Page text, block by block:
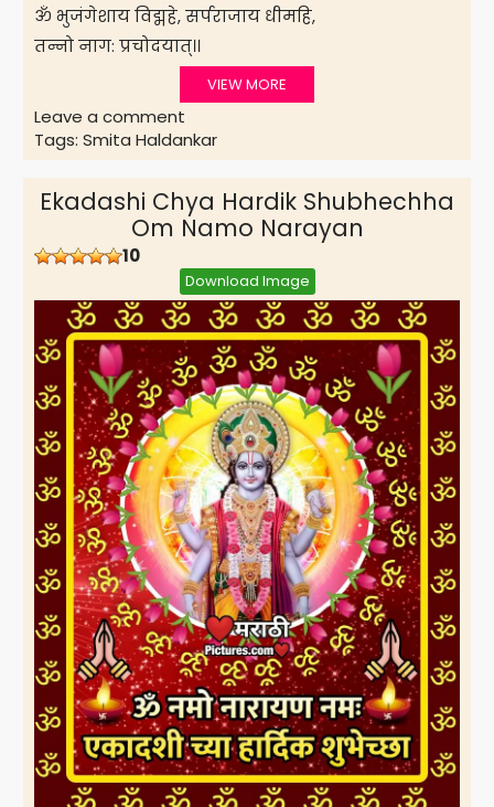
ॐ भुजंगेशाय विद्महे, सर्पराजाय धीमहि,
तन्नो नाग: प्रचोदयात्।।
VIEW MORE
Leave a comment
Tags: Smita Haldankar
Ekadashi Chya Hardik Shubhechha
Om Namo Narayan
10
Download Image